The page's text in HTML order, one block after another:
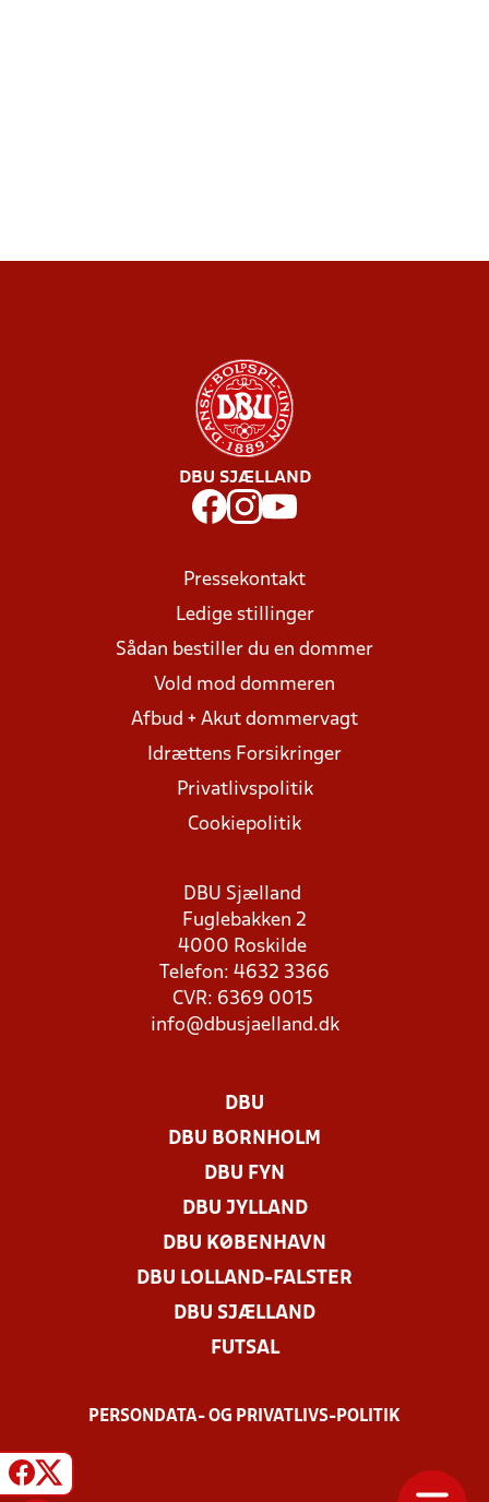
DBU SJÆLLAND
Pressekontakt
Ledige stillinger
Sådan bestiller du en dommer
Vold mod dommeren
Afbud + Akut dommervagt
Idrættens Forsikringer
Privatlivspolitik
Cookiepolitik
DBU Sjælland
Fuglebakken 2
4000 Roskilde
Telefon: 4632 3366
CVR: 6369 0015
info@dbusjaelland.dk
DBU
DBU BORNHOLM
DBU FYN
DBU JYLLAND
DBU KØBENHAVN
DBU LOLLAND-FALSTER
DBU SJÆLLAND
FUTSAL
PERSONDATA- OG PRIVATLIVS-POLITIK